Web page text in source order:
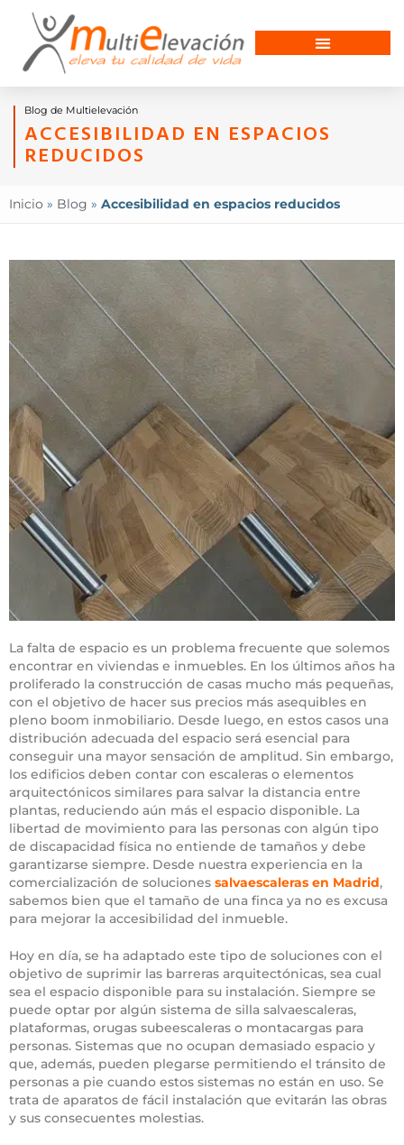
Blog de Multielevación
ACCESIBILIDAD EN ESPACIOS
REDUCIDOS
Inicio » Blog » Accesibilidad en espacios reducidos
La falta de espacio es un problema frecuente que solemos
encontrar en viviendas e inmuebles. En los últimos años ha
proliferado la construcción de casas mucho más pequeñas,
con el objetivo de hacer sus precios más asequibles en
pleno boom inmobiliario. Desde luego, en estos casos una
distribución adecuada del espacio será esencial para
conseguir una mayor sensación de amplitud. Sin embargo,
los edificios deben contar con escaleras o elementos
arquitectónicos similares para salvar la distancia entre
plantas, reduciendo aún más el espacio disponible. La
libertad de movimiento para las personas con algún tipo
de discapacidad física no entiende de tamaños y debe
garantizarse siempre. Desde nuestra experiencia en la
comercialización de soluciones salvaescaleras en Madrid,
sabemos bien que el tamaño de una finca ya no es excusa
para mejorar la accesibilidad del inmueble.
Hoy en día, se ha adaptado este tipo de soluciones con el
objetivo de suprimir las barreras arquitectónicas, sea cual
sea el espacio disponible para su instalación. Siempre se
puede optar por algún sistema de silla salvaescaleras,
plataformas, orugas subeescaleras o montacargas para
personas. Sistemas que no ocupan demasiado espacio y
que, además, pueden plegarse permitiendo el tránsito de
personas a pie cuando estos sistemas no están en uso. Se
trata de aparatos de fácil instalación que evitarán las obras
y sus consecuentes molestias.